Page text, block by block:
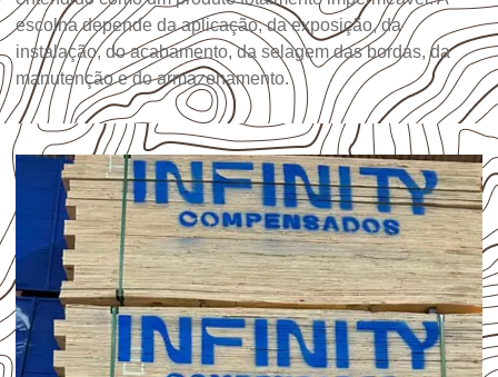
escolha depende da aplicação, da exposição, da
instalação, do acabamento, da selagem das bordas, da
manutenção e do armazenamento.